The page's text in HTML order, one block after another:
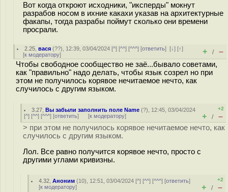
Вот когда откроют исходники, "иксперды" мокнут
разрабов носом в ихние какахи указав на архитектурные
факапы, тогда разрабы поймут сколько они времени
просрали.
2.25 ,вася (??), 12:39, 03/04/2024 [^] [^^] [^^^] [ответить][↓] [↑]
[к модератору] + / –
Чтобы свободное сообщество не заё...бывало советами,
как "правильно" надо делать, чтобы язык созрел но при
этом не получилось корявое нечитаемое нечто, как
случилось с другим языком.
3.27 ,Вы забыли заполнить поле Name (?), 12:45, 03/04/2024
[^] [^^] [^^^] [ответить] [к модератору]
+2
+ / –
> при этом не получилось корявое нечитаемое нечто, как
случилось с другим языком.
Лол. Все равно получится корявое нечто, просто с
другими углами кривизны.
4.32 ,Аноним (10), 12:51, 03/04/2024 [^] [^^] [^^^] [ответить]
[к модератору]
+2
+ / –